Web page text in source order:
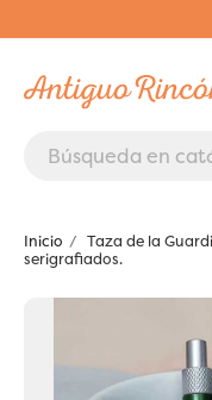
Inicio
Taza de la
serigrafiados.